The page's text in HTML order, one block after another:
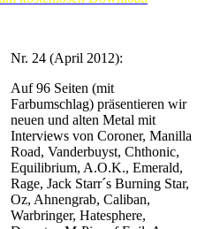
Nr. 24 (April 2012):
Auf 96 Seiten (mit
Farbumschlag) präsentieren wir
neuen und alten Metal mit
Interviews von Coroner, Manilla
Road, Vanderbuyst, Chthonic,
Equilibrium, A.O.K., Emerald,
Rage, Jack Starr´s Burning Star,
Oz, Ahnengrab, Caliban,
Warbringer, Hatesphere,